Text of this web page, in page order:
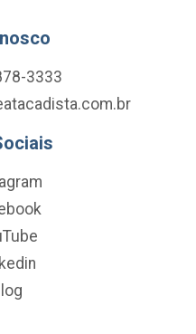
3333